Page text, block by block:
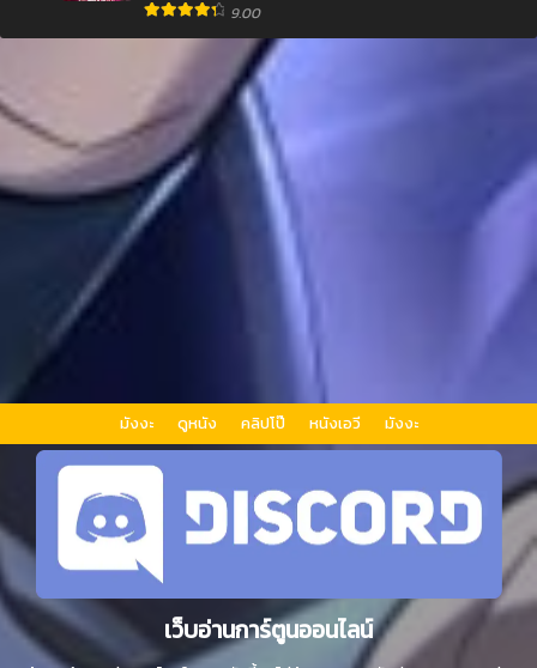
9.00
มังงะ ดูหนัง คลิปโป๊ หนังเอวี มังงะ
เว็บอ่านการ์ตูนออนไลน์